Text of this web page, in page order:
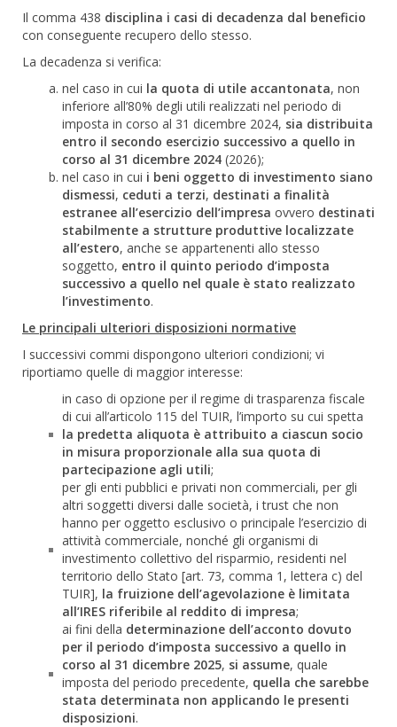
Il comma 438 disciplina i casi di decadenza dal beneficio
con conseguente recupero dello stesso.
La decadenza si verifica:
nel caso in cui la quota di utile accantonata, non
inferiore all’80% degli utili realizzati nel periodo di
imposta in corso al 31 dicembre 2024, sia distribuita
entro il secondo esercizio successivo a quello in
corso al 31 dicembre 2024 (2026);
nel caso in cui i beni oggetto di investimento siano
dismessi, ceduti a terzi, destinati a finalità
estranee all’esercizio dell’impresa ovvero destinati
stabilmente a strutture produttive localizzate
all’estero, anche se appartenenti allo stesso
soggetto, entro il quinto periodo d’imposta
successivo a quello nel quale è stato realizzato
l’investimento.
Le principali ulteriori disposizioni normative
I successivi commi dispongono ulteriori condizioni; vi
riportiamo quelle di maggior interesse:
in caso di opzione per il regime di trasparenza fiscale
di cui all’articolo 115 del TUIR, l’importo su cui spetta
la predetta aliquota è attribuito a ciascun socio
in misura proporzionale alla sua quota di
partecipazione agli utili;
per gli enti pubblici e privati non commerciali, per gli
altri soggetti diversi dalle società, i trust che non
hanno per oggetto esclusivo o principale l’esercizio di
attività commerciale, nonché gli organismi di
investimento collettivo del risparmio, residenti nel
territorio dello Stato [art. 73, comma 1, lettera c) del
TUIR], la fruizione dell’agevolazione è limitata
all’IRES riferibile al reddito di impresa;
ai fini della determinazione dell’acconto dovuto
per il periodo d’imposta successivo a quello in
corso al 31 dicembre 2025, si assume, quale
imposta del periodo precedente, quella che sarebbe
stata determinata non applicando le presenti
disposizioni.